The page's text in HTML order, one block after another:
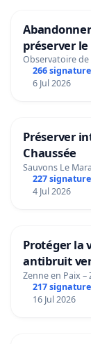
préserver
Observatoire
266
6 Jul 2026
Préserver
Chaussée
Sauvons Le
227
4 Jul 2026
Protéger la
antibruit
Zenne en Paix –
217
16 Jul 2026